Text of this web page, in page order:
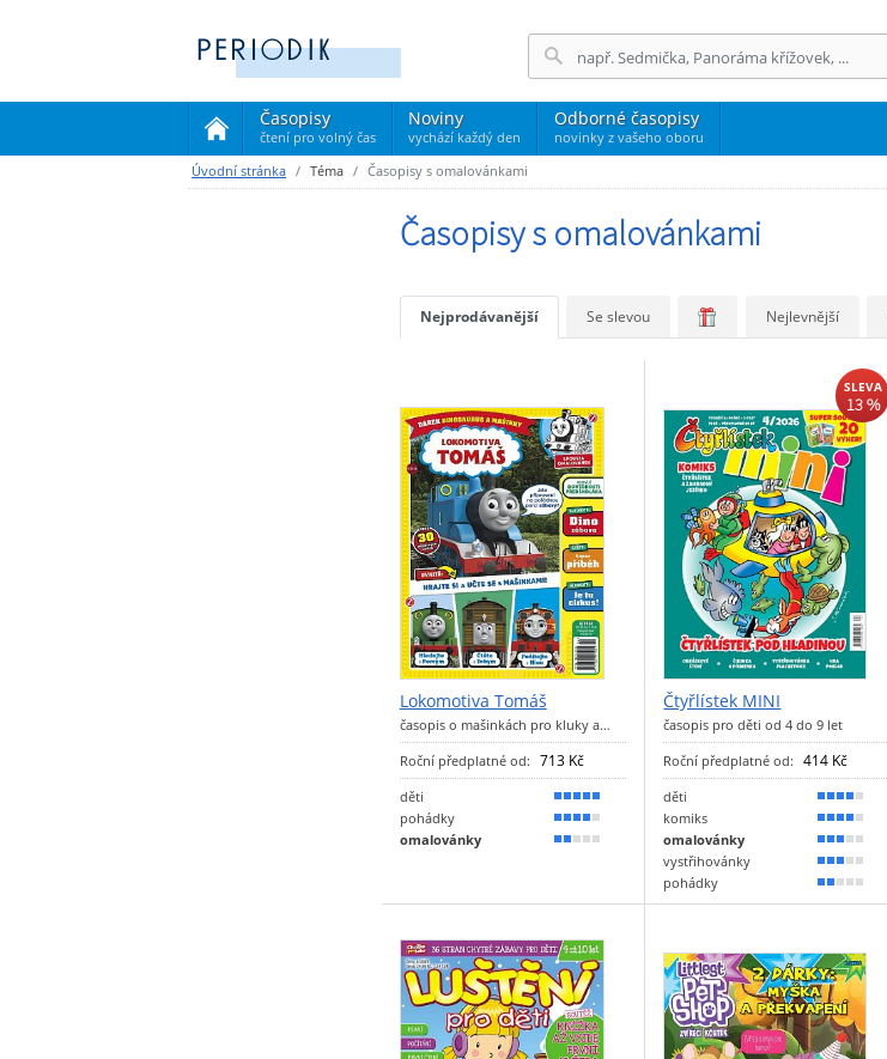
Časopisy
čtení pro volný čas
(current)
Noviny
vychází každý den
Odborné časopisy
novinky z vašeho oboru
Úvodní stránka Téma Časopisy s omalovánkami
Časopisy s omalovánkami
Nejprodávanější Se slevou Nejlevnější
Lokomotiva Tomáš
časopis o mašinkách pro kluky a…
Roční předplatné od: 713 Kč
děti
100 %
pohádky
80 %
omalovánky
40 %
SLEVA
13 %
Čtyřlístek MINI
časopis pro děti od 4 do 9 let
Roční předplatné od: 414 Kč
děti
80 %
komiks
70 %
omalovánky
60 %
vystřihovánky
50 %
pohádky
40 %